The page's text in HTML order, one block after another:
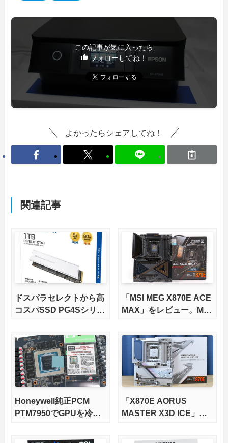
この記事が気に入ったら
フォローしてね！
よかったらシェアしてね！
関連記事
ドスパラセレクトから高
コスパSSD PG4Sシリー
「MSI MEG X870E ACE
MAX」をレビュー。M.2
版X870Eマザーボードを
徹底検証
Honeywell純正PCM
PTM7950でGPUを冷や
「X870E AORUS
MASTER X3D ICE」を
さらに高速にする完全版